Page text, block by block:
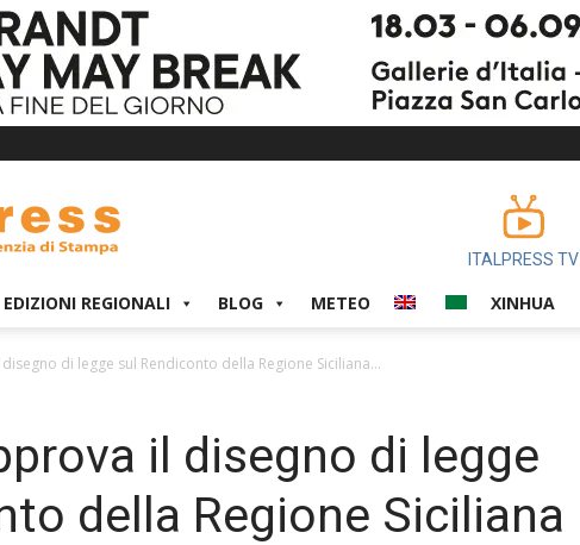
ITALPRESS TV
EDIZIONI REGIONALI BLOG METEO XINHUA
di legge sul Rendiconto della Regione Siciliana...
il disegno di legge
della Regione Siciliana